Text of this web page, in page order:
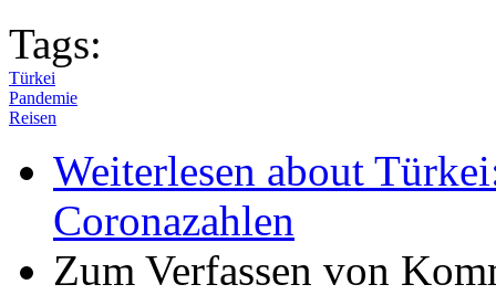
Tags:
Türkei
Pandemie
Reisen
Weiterlesen about
Coronazahlen
Zum Verfassen von